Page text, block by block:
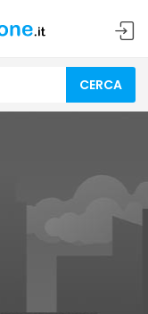
CERCA